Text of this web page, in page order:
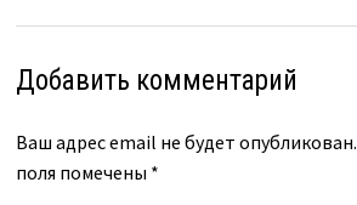
Добавить комментарий
Ваш адрес email не будет опубликован.
поля помечены *